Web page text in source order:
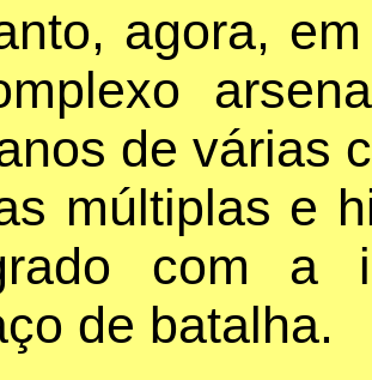
agora,
de várias
múltiplas e
com a
de batalha.